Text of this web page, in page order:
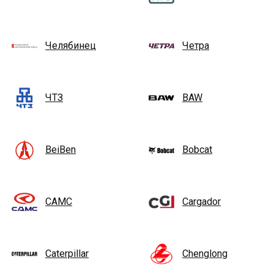
Челябинец Четра
ЧТЗ BAW
BeiBen Bobcat
CAMC Cargador
Caterpillar Chenglong